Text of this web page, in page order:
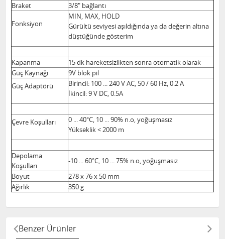
Braket
3/8" bağlantı
Fonksiyon
MIN, MAX, HOLD
Gürültü seviyesi aşıldığında ya da değerin altına
düştüğünde gösterim
Kapanma
15 dk hareketsizlikten sonra otomatik olarak
Güç Kaynağı
9V blok pil
Güç Adaptörü
Birincil: 100 ... 240 V AC, 50 / 60 Hz, 0.2 A
İkincil: 9 V DC, 0.5A
Çevre Koşulları
0 ... 40°C, 10 ... 90% n.o, yoğuşmasız
Yükseklik < 2000 m
Depolama
Koşulları
-10 ... 60°C, 10 ... 75% n.o, yoğuşmasız
Boyut
278 x 76 x 50 mm
Ağırlık
350 g
Benzer Ürünler